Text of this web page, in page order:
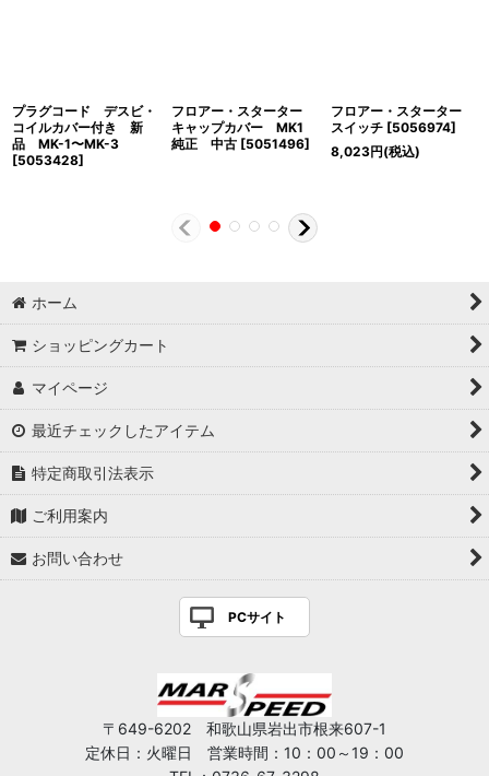
プラグコード デスビ・
コイルカバー付き 新
品 MK-1〜MK-3
[5053428]
フロアー・スターター
キャップカバー MK1
純正 中古 [5051496]
フロアー・スターター
スイッチ [5056974]
8,023円(税込)
ホーム
ショッピングカート
マイページ
最近チェックしたアイテム
特定商取引法表示
ご利用案内
お問い合わせ
PCサイト
〒649-6202 和歌山県岩出市根来607-1
定休日：火曜日 営業時間：10：00～19：00